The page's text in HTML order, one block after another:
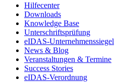
Hilfecenter
Downloads
Knowledge Base
Unterschriftsprüfung
eIDAS-Unternehmenssiegel
News & Blog
Veranstaltungen & Termine
Success Stories
eIDAS-Verordnung